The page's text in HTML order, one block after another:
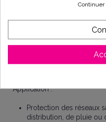
Protection des circuits d'eau
collectifs et agricoles par la
(terre, sable, particules de
Le filtre de protection sera
l'installation afin de
Application :
Protection des réseaux
distribution, de pluie ou
Continuer